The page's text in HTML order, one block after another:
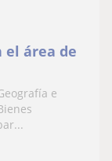
el área de
e